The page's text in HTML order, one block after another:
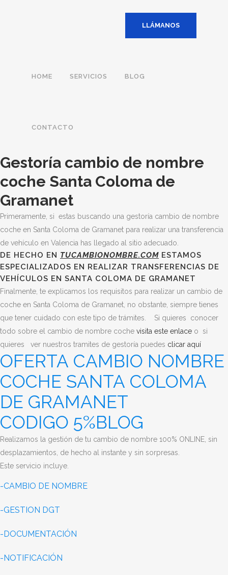
LLÁMANOS
HOME SERVICIOS BLOG
CONTACTO
Gestoría cambio de nombre
coche Santa Coloma de
Gramanet
Primeramente, si estas buscando una gestoría cambio de nombre
coche en Santa Coloma de Gramanet para realizar una transferencia
de vehículo en Valencia has llegado al sitio adecuado.
DE HECHO EN TUCAMBIONOMBRE.COM ESTAMOS
ESPECIALIZADOS EN REALIZAR TRANSFERENCIAS DE
VEHÍCULOS EN SANTA COLOMA DE GRAMANET
Finalmente, te explicamos los requisitos para realizar un cambio de
coche en Santa Coloma de Gramanet, no obstante, siempre tienes
que tener cuidado con este tipo de trámites. Si quieres conocer
todo sobre el cambio de nombre coche visita este enlace o si
quieres ver nuestros tramites de gestoría puedes clicar aquí
OFERTA CAMBIO NOMBRE
COCHE SANTA COLOMA
DE GRAMANET
CODIGO 5%BLOG
Realizamos la gestión de tu cambio de nombre 100% ONLINE, sin
desplazamientos, de hecho al instante y sin sorpresas.
Este servicio incluye.
-CAMBIO DE NOMBRE
-GESTION DGT
-DOCUMENTACIÓN
-NOTIFICACIÓN